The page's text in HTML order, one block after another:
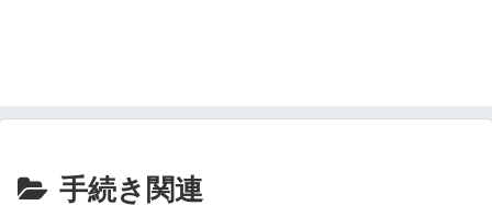
手続き関連